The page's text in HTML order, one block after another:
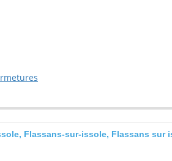
Flassans-sur-issole, Flassans sur